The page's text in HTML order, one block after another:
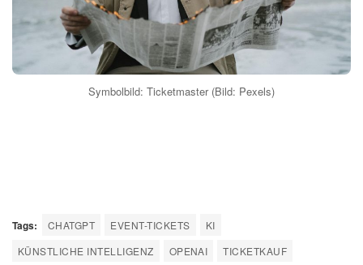
Symbolbild: Ticketmaster (Bild: Pexels)
Tags: CHATGPT EVENT-TICKETS
KI
KÜNSTLICHE INTELLIGENZ
OPENAI
TICKETKAUF